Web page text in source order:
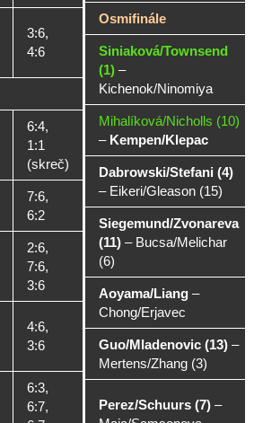
3:6,
4:6
6:4,
1:1
(skreč)
7:6,
6:2
2:6,
7:6,
3:6
4:6,
3:6
6:3,
6:7,
Osmifinále
Siniaková/Townsend
(1) –
Kichenok/Ninomiya
Mihalíková/Nicholls (10)
– Kempen/Klepac
Dabrowski/Stefani (4)
– Eikeri/Gleason (15)
Siegemund/Zvonareva
(11) – Bucsa/Melichar
(6)
Aoyama/Liang –
Chong/Erjavec
Guo/Mladenovic (13) –
Mertens/Zhang (3)
Perez/Schuurs (7) –